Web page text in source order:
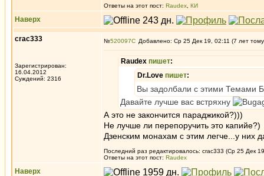
Ответы на этот пост: Raudex КИ
Наверх
crac333
Зарегистрирован:
16.04.2012
Суждений: 2316
№520097 Добавлено: Ср 25 Дек 19, 02:11 (7 лет
Raudex пишет:
Dr.Love пишет:
Вы задолбали с этими Темами
Давайте лучше вас встряхну
А это не закончится параджикой?)))
Не лучше ли перепоручить это капийе?)
Дзенским монахам с этим легче...у них
Последний раз редактировалось: crac333 (Ср 25 Дек
Ответы на этот пост: Raudex
Наверх